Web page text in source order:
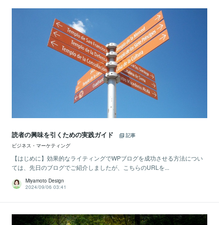
読者の興味を引くための実践ガイド
記事
ビジネス・マーケティング
【はじめに】効果的なライティングでWPブログを成功させる方法につい
ては、先日のブログでご紹介しましたが、こちらのURLを...
Miyamoto Design
2024/09/06 03:41